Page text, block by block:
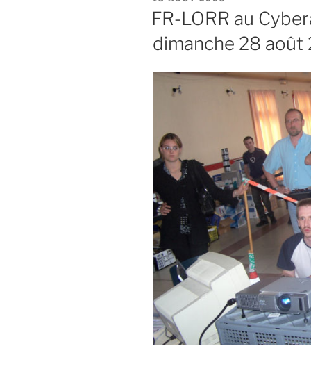
FR-LORR au
dimanche 28 août